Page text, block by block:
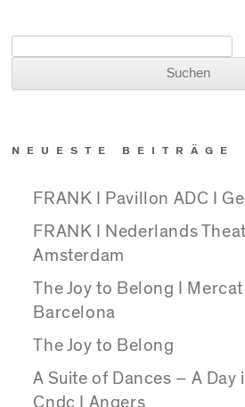
NEUESTE BEITRÄGE
FRANK I Pavillon ADC I
FRANK I Nederlands
Amsterdam
The Joy to Belong I Mercat
Barcelona
The Joy to Belong
A Suite of Dances – A Day
Cndc I Angers